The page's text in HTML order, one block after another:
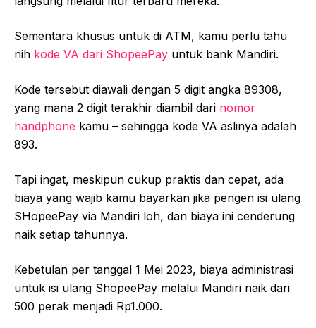
Sementara khusus untuk di ATM, kamu perlu tahu
nih kode VA dari ShopeePay untuk bank Mandiri.
Kode tersebut diawali dengan 5 digit angka 89308,
yang mana 2 digit terakhir diambil dari nomor
handphone kamu – sehingga kode VA aslinya adalah
893.
Tapi ingat, meskipun cukup praktis dan cepat, ada
biaya yang wajib kamu bayarkan jika pengen isi ulang
SHopeePay via Mandiri loh, dan biaya ini cenderung
naik setiap tahunnya.
Kebetulan per tanggal 1 Mei 2023, biaya administrasi
untuk isi ulang ShopeePay melalui Mandiri naik dari
500 perak menjadi Rp1.000.